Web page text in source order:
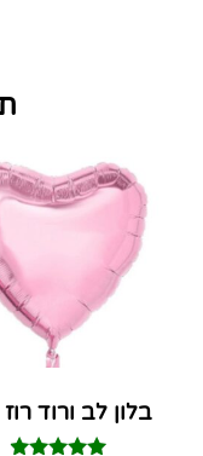
בלון לב ורוד